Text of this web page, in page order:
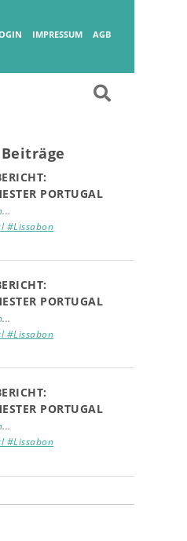
IMPRESSUM AGB
PORTUGAL
...
#Lissabon
PORTUGAL
...
#Lissabon
PORTUGAL
...
#Lissabon